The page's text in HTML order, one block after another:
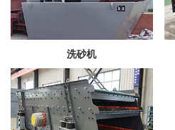
洗砂机